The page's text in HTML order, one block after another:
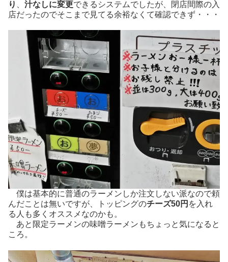
り 汁なしに変更できるシステムでしたが、閉店間際の入
店だったのでそこまで見てる余裕なくて確認できず・・・
僕は基本的に普通のラーメンしか注文しない派なので頼
んだことは無いですが、トッピングのチーズ50円 を入れ
る人も多くオススメなのかも。
あと限定ラーメンの味噌ラーメンもちょっと気になると
ころ。